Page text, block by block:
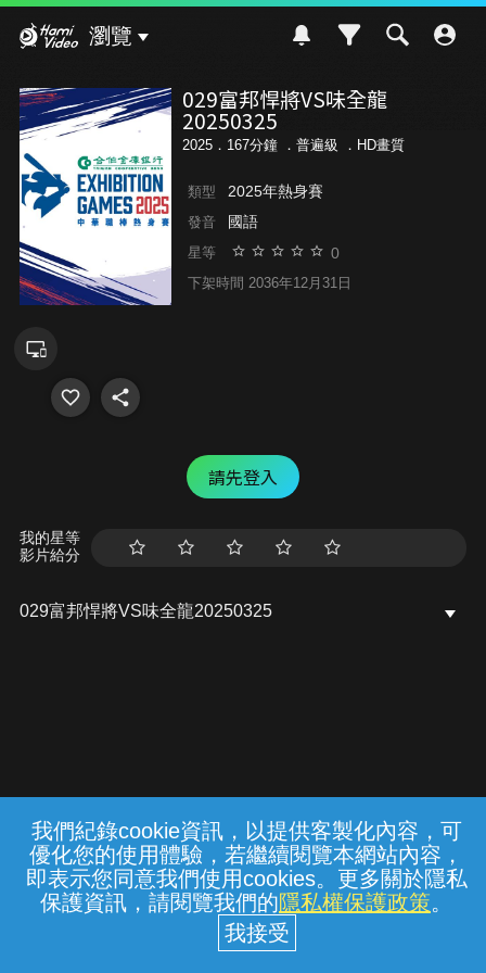
我們紀錄cookie資訊，以提供客製化內容，可
優化您的使用體驗，若繼續閱覽本網站內容，
即表示您同意我們使用cookies。更多關於隱私
保護資訊，請閱覽我們的隱私權保護政策。
瀏覽
029富邦悍將VS味全龍
20250325
2025．167分鐘 ． 普遍級 ．HD畫質
類型 2025年熱身賽
發音 國語
星等 0
下架時間 2036年12月31日
請先登入
我的星等
影片給分
029富邦悍將VS味全龍20250325
常見問題 線上客服 服務條款 隱私權保護
中華電信股份有限公司個人家庭分公司
(統一編號：96979949) © 2026
{{notifyMsg}}